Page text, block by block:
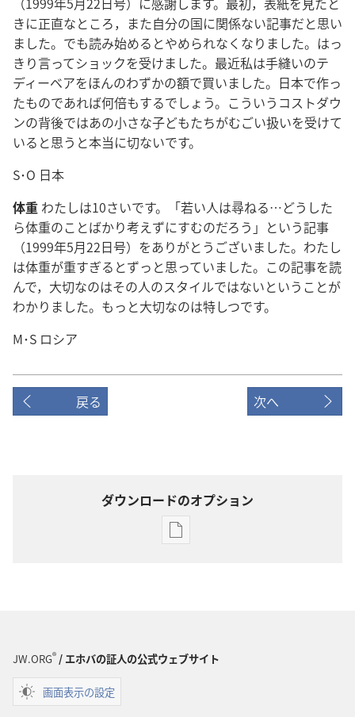
きに正直なところ，また自分の国に関係ない記事だと思い
ました。でも読み始めるとやめられなくなりました。はっ
きり言ってショックを受けました。最近私は手縫いのテ
ディーベアをほんのわずかの額で買いました。日本で作っ
たものであれば何倍もするでしょう。こういうコストダウ
ンの背後ではあの小さな子どもたちがむごい扱いを受けて
いると思うと本当に切ないです。
S･O 日本
体重 わたしは10さいです。「若い人は尋ねる…どうした
ら体重のことばかり考えずにすむのだろう」という記事
（1999年5月22日号）をありがとうございました。わたし
は体重が重すぎるとずっと思っていました。この記事を読
んで，大切なのはその人のスタイルではないということが
わかりました。もっと大切なのは特しつです。
M･S ロシア
戻る 次へ
ダウンロードのオプション
出
ン
JW.ORG®/ エホバの証人の公式ウェブサイト
画面表示の設定